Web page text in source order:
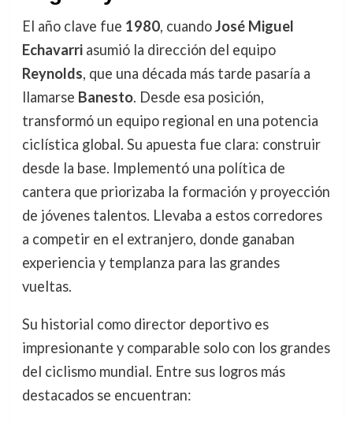
El año clave fue 1980, cuandoJosé Miguel
Echavarriasumió la dirección del equipo
Reynolds, que una década más tarde pasaría a
llamarse Banesto. Desde esa posición,
transformó un equipo regional en una potencia
ciclística global. Su apuesta fue clara: construir
desde la base. Implementó una política de
cantera que priorizaba la formación y proyección
de jóvenes talentos. Llevaba a estos corredores
a competir en el extranjero, donde ganaban
experiencia y templanza para las grandes
vueltas.
Su historial como director deportivo es
impresionante y comparable solo con los grandes
del ciclismo mundial. Entre sus logros más
destacados se encuentran: